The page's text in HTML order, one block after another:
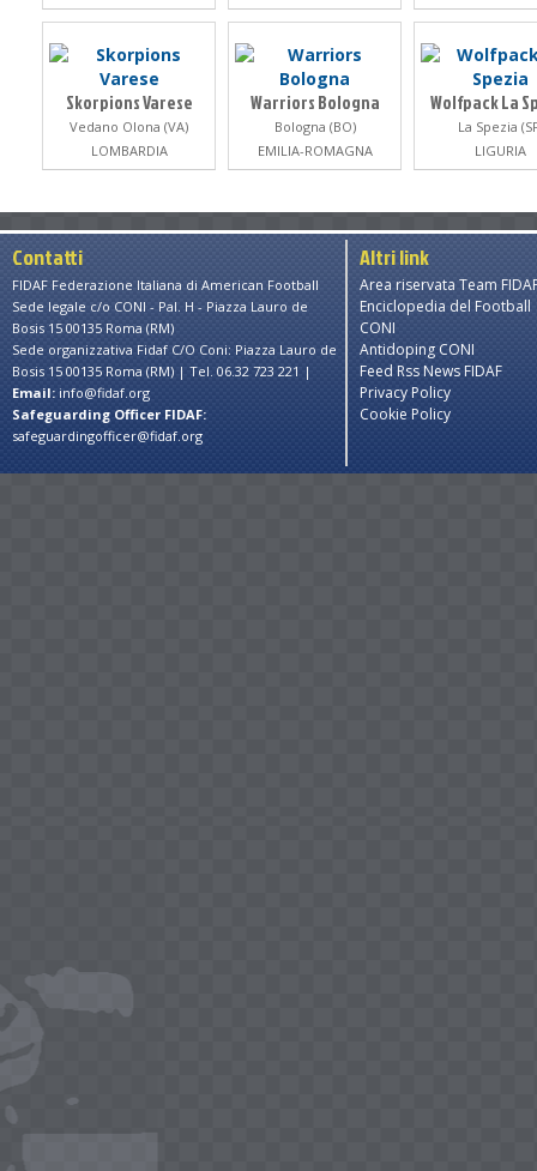
Skorpions Varese
Vedano Olona (VA)
LOMBARDIA
Warriors Bologna
Bologna (BO)
EMILIA-ROMAGNA
Wolfpack La
La Spezia
LIGURIA
Contatti
FIDAF Federazione Italiana di American Football
Sede legale c/o CONI - Pal. H - Piazza Lauro de
Bosis 15 00135 Roma (RM)
Sede organizzativa Fidaf C/O Coni: Piazza Lauro de
Bosis 15 00135 Roma (RM) | Tel. 06.32 723 221 |
Email: info@fidaf.org
Safeguarding Officer FIDAF:
safeguardingofficer@fidaf.org
Altri link
Area riservata Team
Enciclopedia del Football
CONI
Antidoping CONI
Feed Rss News FIDAF
Privacy Policy
Cookie Policy